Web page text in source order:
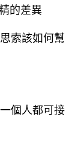
的差異
索該如何幫
個人都可接